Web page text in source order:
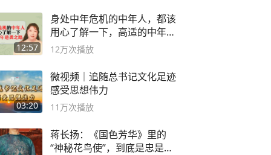
12:57
身处中年危机的中年人，都该
用心了解一下，高适的中年逆
袭之路
12万次播放
03:20
微视频｜追随总书记文化足迹
感受思想伟力
11万次播放
蒋长扬：《国色芳华》里的
“神秘花鸟使”，到底是忠是